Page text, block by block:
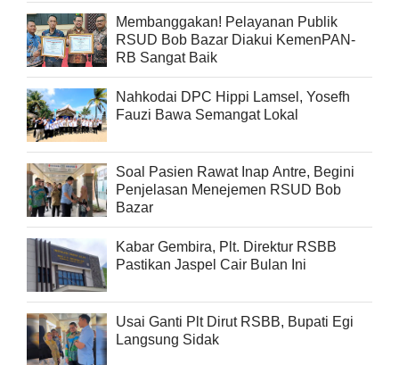
Membanggakan! Pelayanan Publik
RSUD Bob Bazar Diakui KemenPAN-
RB Sangat Baik
Nahkodai DPC Hippi Lamsel, Yosefh
Fauzi Bawa Semangat Lokal
Soal Pasien Rawat Inap Antre, Begini
Penjelasan Menejemen RSUD Bob
Bazar
Kabar Gembira, Plt. Direktur RSBB
Pastikan Jaspel Cair Bulan Ini
Usai Ganti Plt Dirut RSBB, Bupati Egi
Langsung Sidak